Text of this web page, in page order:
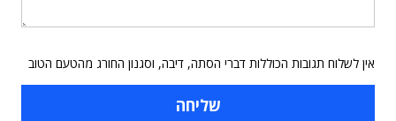
אין לשלוח תגובות הכוללות דברי הסתה, דיבה, וסגנון החורג מהטעם הטוב